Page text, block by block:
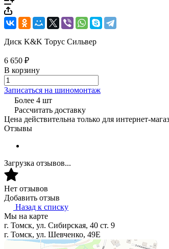
Диск K&K Торус Сильвер
6 650 ₽
В корзину
Записаться на шиномонтаж
Более 4 шт
Рассчитать доставку
Цена действительна только для интернет-
Отзывы
Загрузка отзывов...
Нет отзывов
Добавить отзыв
Назад к списку
Мы на карте
г. Томск, ул. Сибирская, 40 ст. 9
г. Томск, ул. Шевченко, 49Е